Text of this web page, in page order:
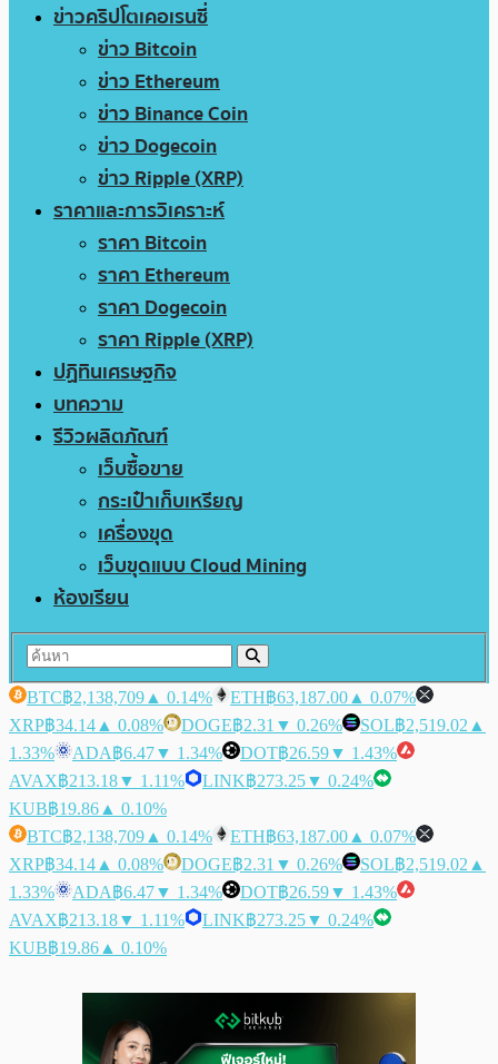
ข่าวคริปโตเคอเรนซี่
ข่าว Bitcoin
ข่าว Ethereum
ข่าว Binance Coin
ข่าว Dogecoin
ข่าว Ripple (XRP)
ราคาและการวิเคราะห์
ราคา Bitcoin
ราคา Ethereum
ราคา Dogecoin
ราคา Ripple (XRP)
ปฏิทินเศรษฐกิจ
บทความ
รีวิวผลิตภัณฑ์
เว็บซื้อขาย
กระเป๋าเก็บเหรียญ
เครื่องขุด
เว็บขุดแบบ Cloud Mining
ห้องเรียน
BTC฿2,138,709 ▲ 0.14% ETH฿63,187.00 ▲ 0.07%
XRP฿34.14 ▲ 0.08% DOGE฿2.31 ▼ 0.26% SOL฿2,519.02 ▲
1.33%
ADA฿6.47▼ 1.34% DOT฿26.59▼ 1.43%
AVAX฿213.18▼ 1.11% LINK฿273.25▼ 0.24%
KUB฿19.86 ▲ 0.10%
BTC฿2,138,709 ▲ 0.14% ETH฿63,187.00 ▲ 0.07%
XRP฿34.14 ▲ 0.08% DOGE฿2.31 ▼ 0.26% SOL฿2,519.02 ▲
1.33%
ADA฿6.47▼ 1.34% DOT฿26.59▼ 1.43%
AVAX฿213.18▼ 1.11% LINK฿273.25▼ 0.24%
KUB฿19.86 ▲ 0.10%